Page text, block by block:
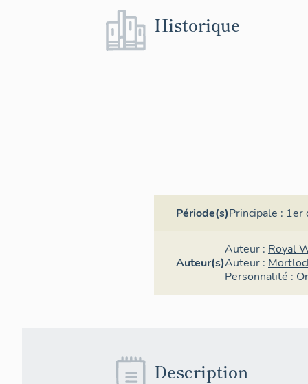
Historique
Période(s)Principale : 1er
Auteur(s)
Auteur : Royal
Auteur :
Personnalité :
Description